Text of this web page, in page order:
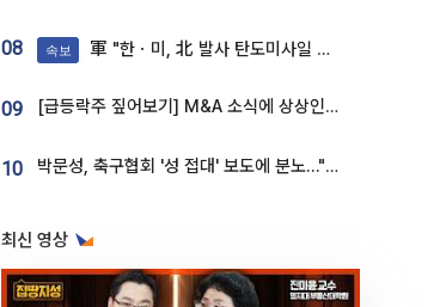
08 속보 軍 "한ㆍ미, 北 발사 탄도미사일 제원 정밀분석 중"
09 [급등락주 짚어보기] M&A 소식에 상상인증권ㆍ유니켐 ‘상한가’⋯유증 제동 걸린 SK디앤디↑
10 박문성, 축구협회 '성 접대' 보도에 분노…"다 말아먹으려고 작정했나"
최신 영상